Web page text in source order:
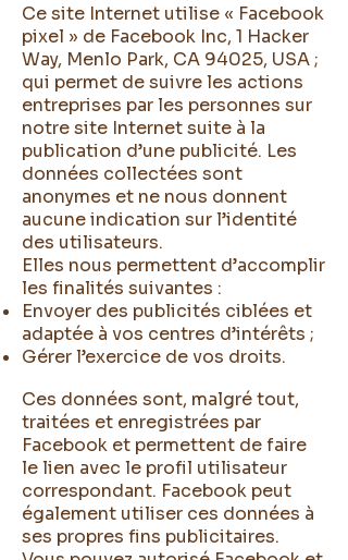
Ce site Internet utilise « Facebook
pixel » de Facebook Inc, 1 Hacker
Way, Menlo Park, CA 94025, USA ;
qui permet de suivre les actions
entreprises par les personnes sur
notre site Internet suite à la
publication d’une publicité. Les
données collectées sont
anonymes et ne nous donnent
aucune indication sur l’identité
des utilisateurs.
Elles nous permettent d’accomplir
les finalités suivantes :
Envoyer des publicités ciblées et
adaptée à vos centres d’intérêts ;
Gérer l’exercice de vos droits.
Ces données sont, malgré tout,
traitées et enregistrées par
Facebook et permettent de faire
le lien avec le profil utilisateur
correspondant. Facebook peut
également utiliser ces données à
ses propres fins publicitaires.